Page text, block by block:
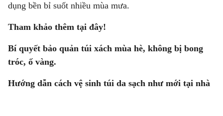
dụng bền bỉ suốt nhiều mùa mưa.
Tham khảo thêm tại đây!
Bí quyết bảo quản túi xách mùa hè, không bị bong
tróc, ố vàng.
Hướng dẫn cách vệ sinh túi da sạch như mới tại nhà